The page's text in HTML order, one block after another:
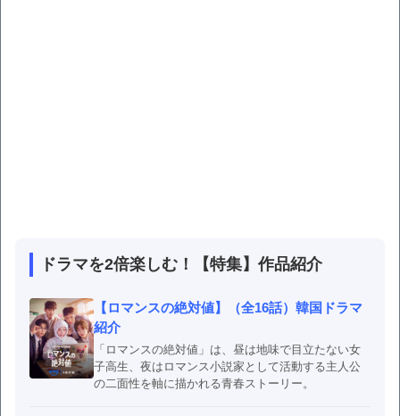
ドラマを2倍楽しむ！【特集】作品紹介
【ロマンスの絶対値】（全16話）韓国ドラマ
紹介
「ロマンスの絶対値」は、昼は地味で目立たない女
子高生、夜はロマンス小説家として活動する主人公
の二面性を軸に描かれる青春ストーリー。